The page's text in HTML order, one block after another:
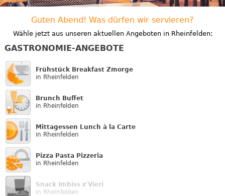
Guten Abend! Was dürfen wir servieren?
Wähle jetzt aus unseren aktuellen Angeboten in Rheinfelden:
GASTRONOMIE-ANGEBOTE
Frühstück Breakfast Zmorge
in Rheinfelden
Brunch Buffet
in Rheinfelden
Mittagessen Lunch à la Carte
in Rheinfelden
Pizza Pasta Pizzeria
in Rheinfelden
Snack Imbiss z'Vieri
in Rheinfelden